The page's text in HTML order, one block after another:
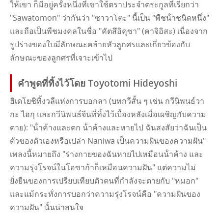
ให้เขา ก็มีอยู่ครั้งหนึ่งที่เขาใช้ตราประจําตระกูลที่เรียกว่า
"Sawatomon" ว่ากันว่า "ซาวาโตะ" นี้เป็น "พืชน้ําชนิดหนึ่ง"
และถือเป็นพืชมงคลในชื่อ "คัตสึอิคุซา" (คาจิอิสะ) เนื่องจาก
รูปร่างของใบมีลักษณะคล้ายหัวลูกศรและเกี่ยวข้องกับ
ลักษณะของลูกศรที่เจาะเข้าไป
คําพูดที่ทิ้งไว้โดย Toyotomi Hideyoshi
ฮิเดโยชิทิ้งวลีแห่งการบอกลา (บทกวีสั้น ๆ เช่น กวีนิพนธ์วา
กะ ไฮกุ และกวีนิพนธ์จีนที่ทิ้งไว้เบื้องหลังเมื่อเผชิญกับความ
ตาย): "น้ําค้างและตก น้ําค้างและหายไป ฉันสงสัยว่าฉันเป็น
ตัวของตัวเองหรือเปล่า Naniwa เป็นความฝันของความฝัน"
เพลงนี้หมายถึง "ร่างกายของฉันหายไปเหมือนน้ําค้าง และ
ความรุ่งโรจน์ในโอซาก้าก็เหมือนความฝัน" แต่ความไม่
ยั่งยืนของการเปรียบเทียบตัวตนที่กําลังจะตายกับ "หมอก"
และแม้กระทั่งการบอกว่าความรุ่งโรจน์คือ "ความฝันของ
ความฝัน" นั้นน่าสนใจ